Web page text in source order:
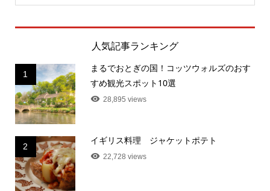
人気記事ランキング
1
まるでおとぎの国！コッツウォルズのおす
すめ観光スポット10選
28,895 views
2
イギリス料理 ジャケットポテト
22,728 views